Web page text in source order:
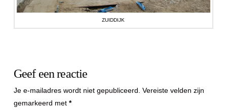
ZUIDDIJK
Geef een reactie
Je e-mailadres wordt niet gepubliceerd. Vereiste velden zijn
gemarkeerd met *